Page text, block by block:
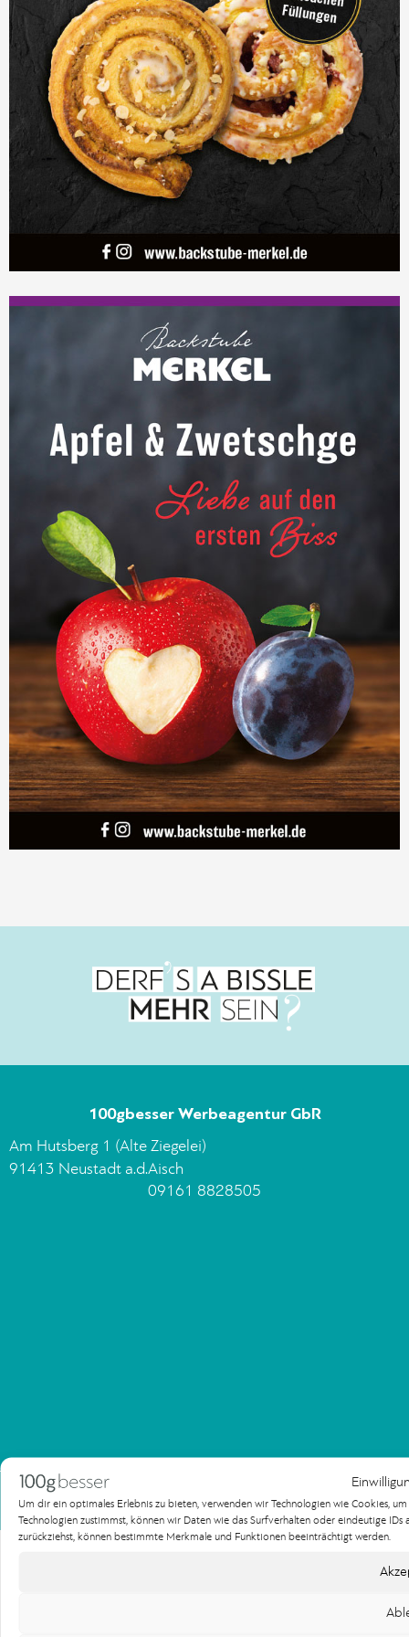
Um dir ein optimales Erlebnis zu bieten, verwenden wir Technologien wie Cookies,
Technologien zustimmst, können wir Daten wie das Surfverhalten oder eindeutige
zurückziehst, können bestimmte Merkmale und Funktionen beeinträchtigt werden.
100gbesser Werbeagentur GbR
Am Hutsberg 1 (Alte Ziegelei)
91413 Neustadt a.d.Aisch
09161 8828505
Copyright 100gbesser Werbeagentur
Datenschutzerklärung